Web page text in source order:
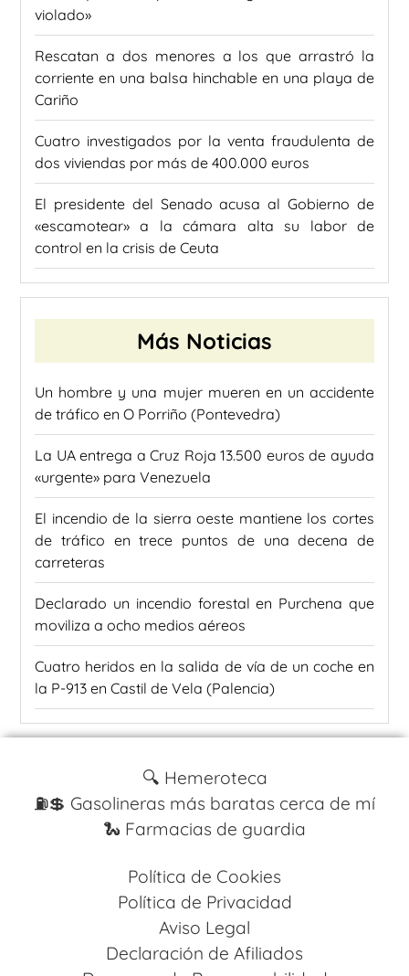
violado»
Rescatan a dos menores a los que arrastró la
corriente en una balsa hinchable en una playa de
Cariño
Cuatro investigados por la venta fraudulenta de
dos viviendas por más de 400.000 euros
El presidente del Senado acusa al Gobierno de
«escamotear» a la cámara alta su labor de
control en la crisis de Ceuta
Más Noticias
Un hombre y una mujer mueren en un accidente
de tráfico en O Porriño (Pontevedra)
La UA entrega a Cruz Roja 13.500 euros de ayuda
«urgente» para Venezuela
El incendio de la sierra oeste mantiene los cortes
de tráfico en trece puntos de una decena de
carreteras
Declarado un incendio forestal en Purchena que
moviliza a ocho medios aéreos
Cuatro heridos en la salida de vía de un coche en
la P-913 en Castil de Vela (Palencia)
🔍 Hemeroteca
⛽️💲 Gasolineras más baratas cerca de mí
🐍 Farmacias de guardia
Política de Cookies
Política de Privacidad
Aviso Legal
Declaración de Afiliados